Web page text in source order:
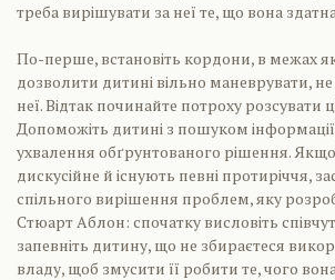
треба вирішувати за неї те, що вона
По-перше, встановіть кордони, в межах
дозволити дитині вільно маневрувати,
неї. Відтак починайте потроху розсувати
Допоможіть дитині з пошуком
ухвалення обґрунтованого рішення.
дискусійне й існують певні протиріччя,
спільного вирішення проблем, яку
Стюарт Аблон: спочатку висловіть
запевніть дитину, що не збираєтеся
владу, щоб змусити її робити те, чого